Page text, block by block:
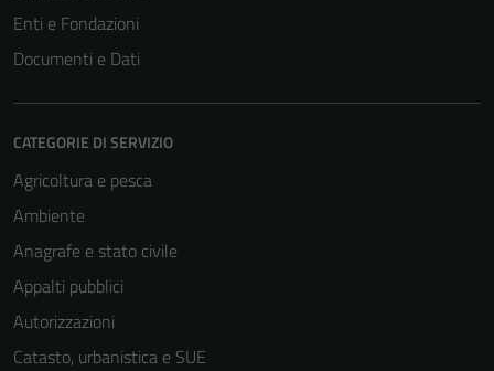
Enti e Fondazioni
Documenti e Dati
CATEGORIE DI SERVIZIO
Agricoltura e pesca
Ambiente
Anagrafe e stato civile
Appalti pubblici
Autorizzazioni
Catasto, urbanistica e SUE